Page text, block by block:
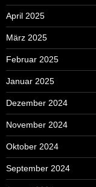
April 2025
März 2025
Februar 2025
Januar 2025
Dezember 2024
November 2024
Oktober 2024
September 2024